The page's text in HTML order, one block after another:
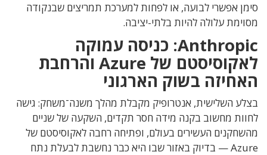
סימן אפשרי לבועה, או לפחות למערכת תמריצים שבנקודה
מסוימת עלולה להיות בלתי-יציבה.
Anthropic: כניסה עמוקה
לאקוסיסטם של Azure והרחבת
האחיזה בשוק הארגוני
בצלע השלישית, אנטרופיק מקבלת מהלך משנה־משחק: גישה
לחוות מחשוב בקנה מידה חסר תקדים, השקעה של שניים
מהשחקנים העשירים בעולם, ופתיחה רחבה לאקוסיסטם של
Azure — בדיוק באזור שבו היא כבר נחשבת לבעלת נתח